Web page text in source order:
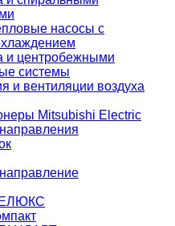
насосы с
и центробежными
системы
и вентиляции воздуха
Mitsubishi Electric